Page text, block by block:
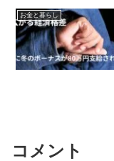
お金と暮らし
コメント